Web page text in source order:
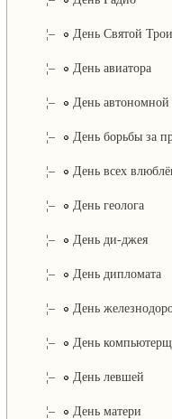
¦– День Святой
¦– День авиатора
¦– День
¦– День борьбы за
¦– День всех
¦– День геолога
¦– День ди-джея
¦– День дипломата
¦– День
¦– День
¦– День левшей
¦– День матери